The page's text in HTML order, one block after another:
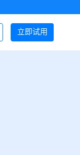
立即试用
登录/注册